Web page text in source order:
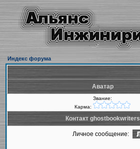
Индекс форума
Аватар
Звание:
Карма:
Контакт ghostbookwriters
Личное сообщение: